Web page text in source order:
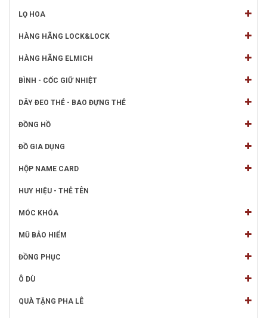
LỌ HOA
HÀNG HÃNG LOCK&LOCK
HÀNG HÃNG ELMICH
BÌNH - CỐC GIỮ NHIỆT
DÂY ĐEO THẺ - BAO ĐỰNG THẺ
ĐỒNG HỒ
ĐỒ GIA DỤNG
HỘP NAME CARD
HUY HIỆU - THẺ TÊN
MÓC KHÓA
MŨ BẢO HIỂM
ĐỒNG PHỤC
Ô DÙ
QUÀ TẶNG PHA LÊ